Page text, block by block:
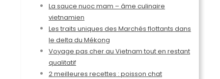
La sauce nuoc mam – âme culinaire
vietnamien
Les traits uniques des Marchés flottants dans
le delta du Mékong
Voyage pas cher au Vietnam tout en restant
qualitatif
2 meilleures recettes : poisson chat